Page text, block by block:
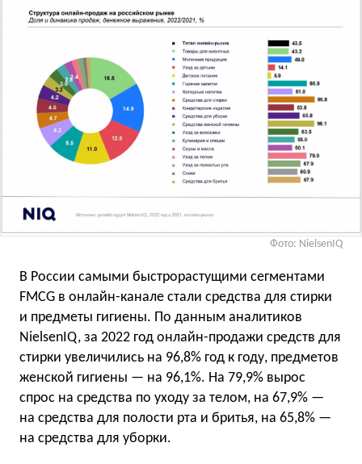
Фото: NielsenIQ
В России самыми быстрорастущими сегментами
FMCG в онлайн-канале стали средства для стирки
и предметы гигиены. По данным аналитиков
NielsenIQ, за 2022 год онлайн-продажи средств для
стирки увеличились на 96,8% год к году, предметов
женской гигиены — на 96,1%. На 79,9% вырос
спрос на средства по уходу за телом, на 67,9% —
на средства для полости рта и бритья, на 65,8% —
на средства для уборки.